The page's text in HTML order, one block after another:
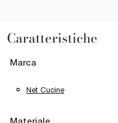
Caratteristiche
Marca
Net Cucine